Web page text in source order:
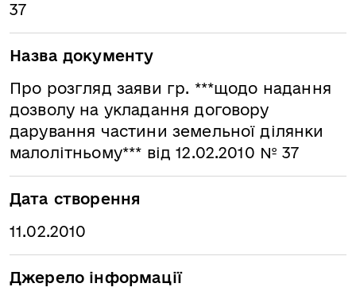
37
Назва документу
Про розгляд заяви гр. ***щодо надання
дозволу на укладання договору
дарування частини земельної ділянки
малолітньому*** від 12.02.2010 № 37
Дата створення
11.02.2010
Джерело інформації